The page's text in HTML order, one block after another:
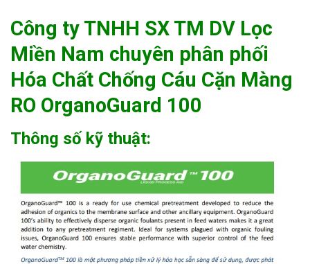
Công ty TNHH SX TM DV Lọc
Miền Nam chuyên phân phối
Hóa Chất Chống Cáu Cặn Màng
RO OrganoGuard 100
Thông số kỹ thuật: